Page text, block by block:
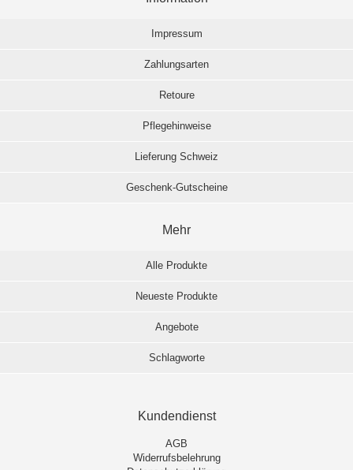
Impressum
Zahlungsarten
Retoure
Pflegehinweise
Lieferung Schweiz
Geschenk-Gutscheine
Mehr
Alle Produkte
Neueste Produkte
Angebote
Schlagworte
Kundendienst
AGB
Widerrufsbelehrung